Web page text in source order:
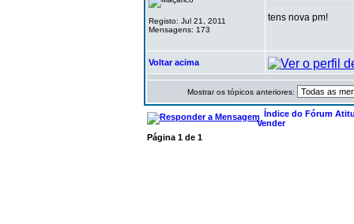
Registo: Jul 21, 2011
Mensagens: 173
tens nova pm!
Voltar acima
Mostrar os tópicos anteriores:
Índice do Fórum
Vender
Página 1 de 1